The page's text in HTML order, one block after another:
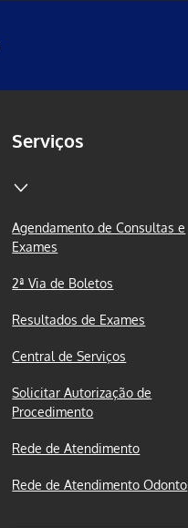
Serviços
Agendamento de Consultas e
Exames
2ª Via de Boletos
Resultados de Exames
Central de Serviços
Solicitar Autorização de
Procedimento
Rede de Atendimento
Rede de Atendimento Odonto